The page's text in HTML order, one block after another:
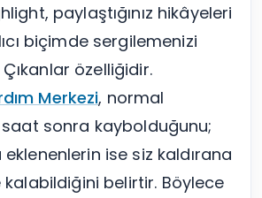
Al
Al
Al
Satın Al
paylaştığınız hikâyeleri
biçimde sergilemenizi
özelliğidir.
Merkezi, normal
sonra kaybolduğunu;
eklenenlerin ise siz kaldırana
belirtir. Böylece